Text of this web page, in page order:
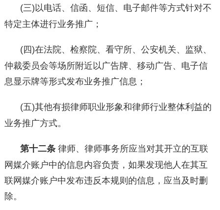
(三)以电话、信函、短信、电子邮件等方式针对不
特定主体进行业务推广；
(四)在法院、检察院、看守所、公安机关、监狱、
仲裁委员会等场所附近以广告牌、移动广告、电子信
息显示牌等形式发布业务推广信息；
(五)其他有损律师职业形象和律师行业整体利益的
业务推广方式。
第十二条 律师、律师事务所应当对其开立的互联
网媒介账户中的信息内容负责，如果发现他人在其互
联网媒介账户中发布违反本规则的信息，应当及时删
除。